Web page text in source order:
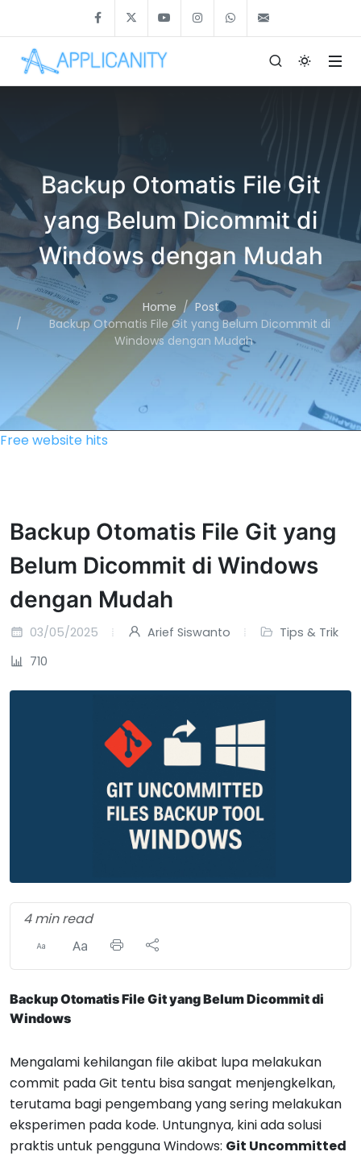
Backup Otomatis File Git
yang Belum Dicommit di
Windows dengan Mudah
Home
Post
Backup Otomatis File Git yang Belum Dicommit di
Windows dengan Mudah
Free website hits
Backup Otomatis File Git yang
Belum Dicommit di Windows
dengan Mudah
03/05/2025 Arief Siswanto
Tips & Trik
710
4 min read
Backup Otomatis File Git yang Belum Dicommit di
Windows
Mengalami kehilangan file akibat lupa melakukan
commit pada Git tentu bisa sangat menjengkelkan,
terutama bagi pengembang yang sering melakukan
eksperimen pada kode. Untungnya, kini ada solusi
praktis untuk pengguna Windows: Git Uncommitted